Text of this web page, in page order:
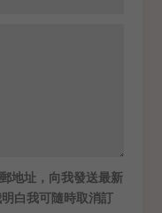
地址，向我發送最新
白我可隨時取消訂